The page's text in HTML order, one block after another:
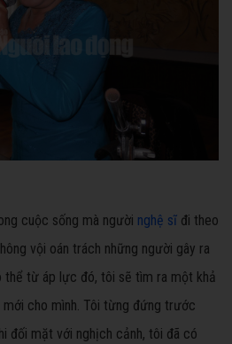
cuộc sống mà người nghệ sĩ đi theo
vội oán trách những người gây ra
từ áp lực đó, tôi sẽ tìm ra một khả
cho mình. Tôi từng đứng trước
đối mặt với nghịch cảnh, tôi đã có